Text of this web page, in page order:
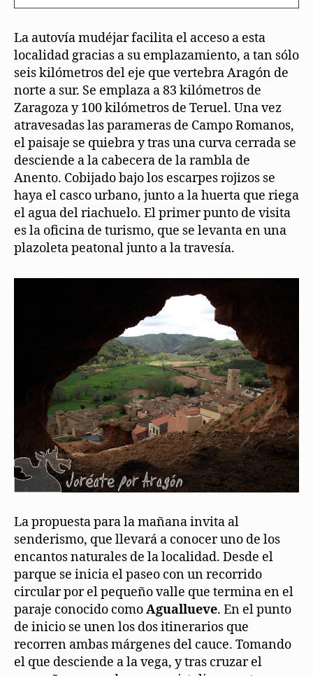
La autovía mudéjar facilita el acceso a esta
localidad gracias a su emplazamiento, a tan sólo
seis kilómetros del eje que vertebra Aragón de
norte a sur. Se emplaza a 83 kilómetros de
Zaragoza y 100 kilómetros de Teruel. Una vez
atravesadas las parameras de Campo Romanos,
el paisaje se quiebra y tras una curva cerrada se
desciende a la cabecera de la rambla de
Anento. Cobijado bajo los escarpes rojizos se
haya el casco urbano, junto a la huerta que riega
el agua del riachuelo. El primer punto de visita
es la oficina de turismo, que se levanta en una
plazoleta peatonal junto a la travesía.
La propuesta para la mañana invita al
senderismo, que llevará a conocer uno de los
encantos naturales de la localidad. Desde el
parque se inicia el paseo con un recorrido
circular por el pequeño valle que termina en el
paraje conocido comoAguallueve. En el punto
de inicio se unen los dos itinerarios que
recorren ambas márgenes del cauce. Tomando
el que desciende a la vega, y tras cruzar el